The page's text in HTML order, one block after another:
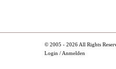
© 2005 - 2026 All Rights
Login / Anmelden